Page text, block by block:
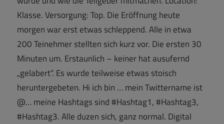
Klasse. Versorgung: Top. Die Eröffnung heute
morgen war erst etwas schleppend. Alle in etwa
200 Teinehmer stellten sich kurz vor. Die ersten 30
Minuten um. Erstaunlich – keiner hat ausufernd
„gelabert“. Es wurde teilweise etwas stoisch
heruntergebeten. Hi ich bin … mein Twittername ist
@… meine Hashtags sind #Hashtag1, #Hashtag3,
#Hashtag3. Alle duzen sich, ganz normal. Digital